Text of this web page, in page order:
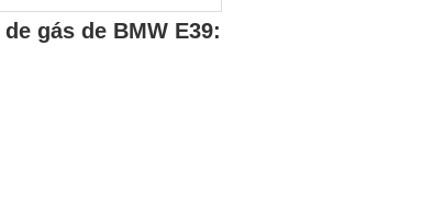
gás de BMW E39: